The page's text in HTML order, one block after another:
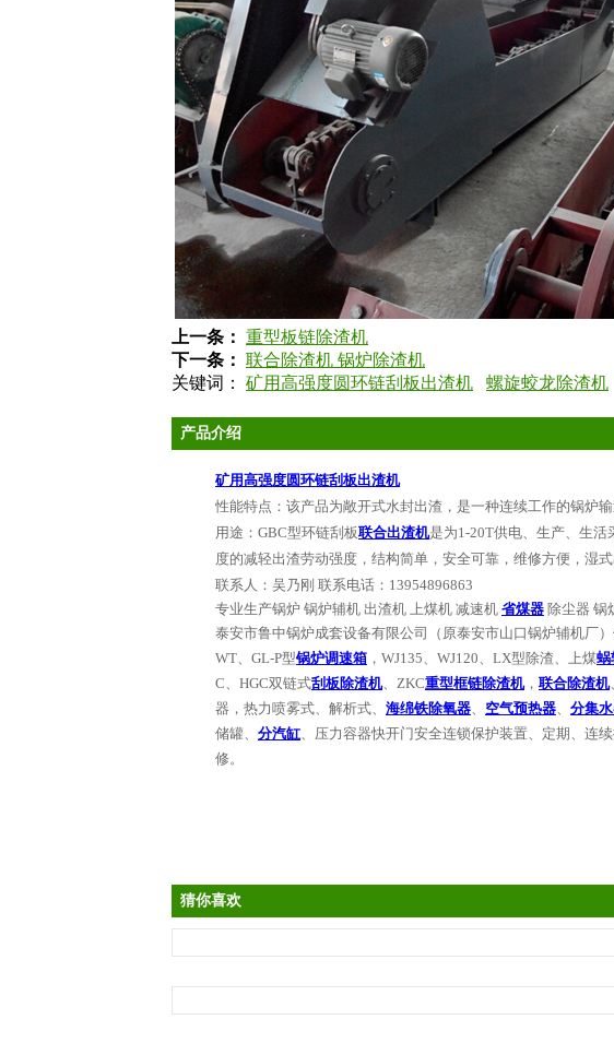
上一条： 重型板链除渣机
下一条： 联合除渣机 锅炉除渣机
关键词： 矿用高强度圆环链刮板出渣机 螺旋蛟龙除渣机
产品介绍
矿用高强度圆环链刮板出渣机
性能特点：该产品为敞开式水封出渣，是一种连续工作的锅炉
用途： GBC型环链刮板联合出渣机是为1-20T供电、生产、生活
度的减轻出渣劳动强度，结构简单，安全可靠，维修方便，湿
联系人：吴乃刚 联系电话： 13954896863
专业生产锅炉 锅炉辅机 出渣机 上煤机 减速机 省煤器 除尘器 锅
泰安市鲁中锅炉成套设备有限公司（原泰安市山口锅炉辅机厂
WT、 GL-P型锅炉调速箱 ， WJ135、 WJ120、 LX型除渣、上煤蜗
C、 HGC双链式刮板除渣机、 ZKC重型框链除渣机， 联合除渣机
器，热力喷雾式、解析式、 海绵铁除氧器、 空气预热器、 分集
储罐、 分汽缸、压力容器快开门安全连锁保护装置、定期、连续
修。
猜你喜欢